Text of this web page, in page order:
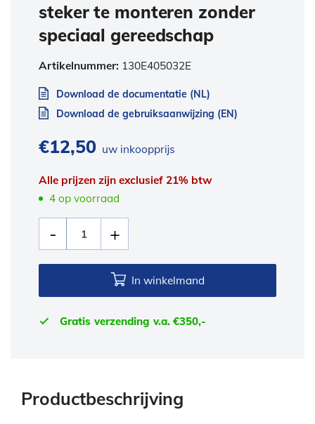
steker te monteren zonder
speciaal gereedschap
Artikelnummer: 130E405032E
Download de documentatie (NL)
Download de gebruiksaanwijzing (EN)
€12,50 uw inkoopprijs
Alle prijzen zijn exclusief 21% btw
4 op voorraad
In winkelmand
Gratis verzending v.a. €350,-
Productbeschrijving